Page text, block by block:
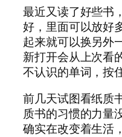
最近又读了好些书
好，里面可以放好
起来就可以换另外
新打开会从上次看
不认识的单词，按
前几天试图看纸质
质书的习惯的力量
确实在改变着生活